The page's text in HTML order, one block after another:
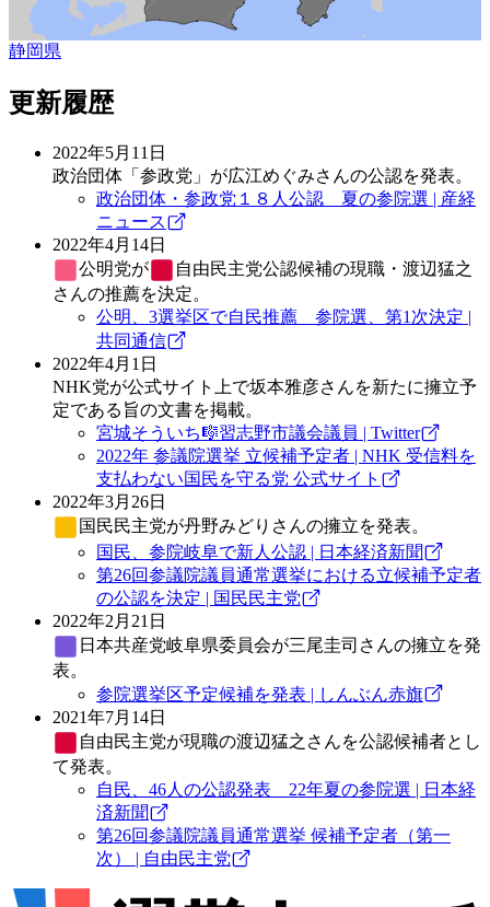
静岡県
更新履歴
2022年5月11日
政治団体「参政党」が広江めぐみさんの公認を発表。
政治団体・参政党１８人公認 夏の参院選 | 産経
ニュース
2022年4月14日
公明党が 自由民主党公認候補の現職・渡辺猛之
さんの推薦を決定。
公明、3選挙区で自民推薦 参院選、第1次決定 |
共同通信
2022年4月1日
NHK党が公式サイト上で坂本雅彦さんを新たに擁立予
定である旨の文書を掲載。
宮城そういち🎼習志野市議会議員 | Twitter
2022年 参議院選挙 立候補予定者 | NHK 受信料を
支払わない国民を守る党 公式サイト
2022年3月26日
国民民主党が丹野みどりさんの擁立を発表。
国民、参院岐阜で新人公認 | 日本経済新聞
第26回参議院議員通常選挙における立候補予定者
の公認を決定 | 国民民主党
2022年2月21日
日本共産党岐阜県委員会が三尾圭司さんの擁立を発
表。
参院選挙区予定候補を発表 | しんぶん赤旗
2021年7月14日
自由民主党が現職の渡辺猛之さんを公認候補者とし
て発表。
自民、46人の公認発表 22年夏の参院選 | 日本経
済新聞
第26回参議院議員通常選挙 候補予定者（第一
次） | 自由民主党